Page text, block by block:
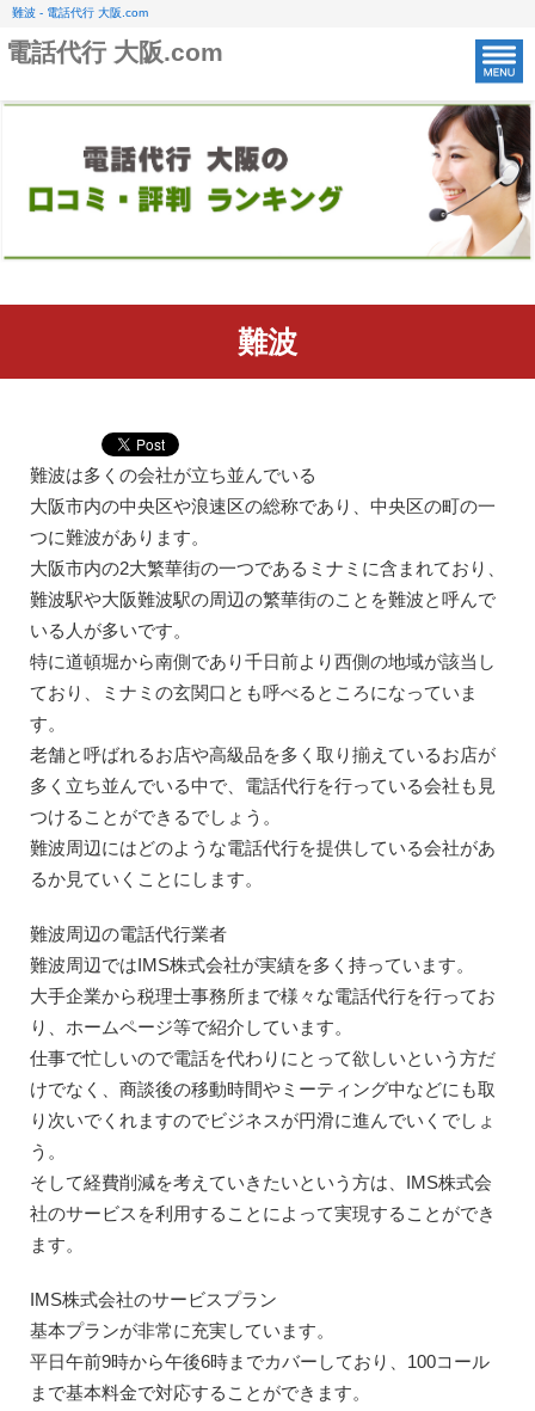
難波 - 電話代行 大阪.com
電話代行 大阪.com
難波
難波は多くの会社が立ち並んでいる
大阪市内の中央区や浪速区の総称であり、中央区の町の一
つに難波があります。
大阪市内の2大繁華街の一つであるミナミに含まれており、
難波駅や大阪難波駅の周辺の繁華街のことを難波と呼んで
いる人が多いです。
特に道頓堀から南側であり千日前より西側の地域が該当し
ており、ミナミの玄関口とも呼べるところになっていま
す。
老舗と呼ばれるお店や高級品を多く取り揃えているお店が
多く立ち並んでいる中で、電話代行を行っている会社も見
つけることができるでしょう。
難波周辺にはどのような電話代行を提供している会社があ
るか見ていくことにします。
難波周辺の電話代行業者
難波周辺ではIMS株式会社が実績を多く持っています。
大手企業から税理士事務所まで様々な電話代行を行ってお
り、ホームページ等で紹介しています。
仕事で忙しいので電話を代わりにとって欲しいという方だ
けでなく、商談後の移動時間やミーティング中などにも取
り次いでくれますのでビジネスが円滑に進んでいくでしょ
う。
そして経費削減を考えていきたいという方は、IMS株式会
社のサービスを利用することによって実現することができ
ます。
IMS株式会社のサービスプラン
基本プランが非常に充実しています。
平日午前9時から午後6時までカバーしており、100コール
まで基本料金で対応することができます。